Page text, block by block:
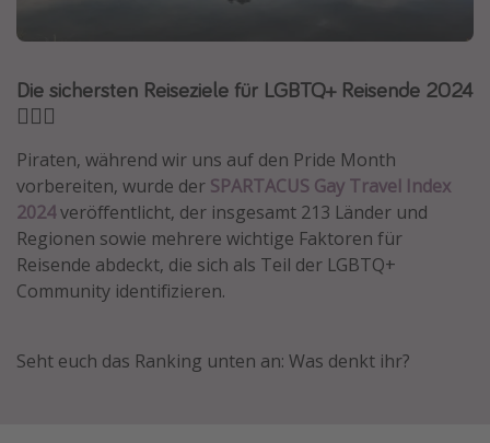
St. Lucia Urlaub
Kefalonia Urlaub
Krabi Urlaub
Tulum Urlaub
Sri Lanka Rundreise
Japan Rundreise
Alle Reisethemen
Die sichersten Reiseziele für LGBTQ+ Reisende 2024
🏳️‍🌈🧳
Piraten, während wir uns auf den Pride Month
vorbereiten, wurde der SPARTACUS Gay Travel Index
2024veröffentlicht, der insgesamt 213 Länder und
Regionen sowie mehrere wichtige Faktoren für
Reisende abdeckt, die sich als Teil der LGBTQ+
Community identifizieren.
Seht euch das Ranking unten an: Was denkt ihr?